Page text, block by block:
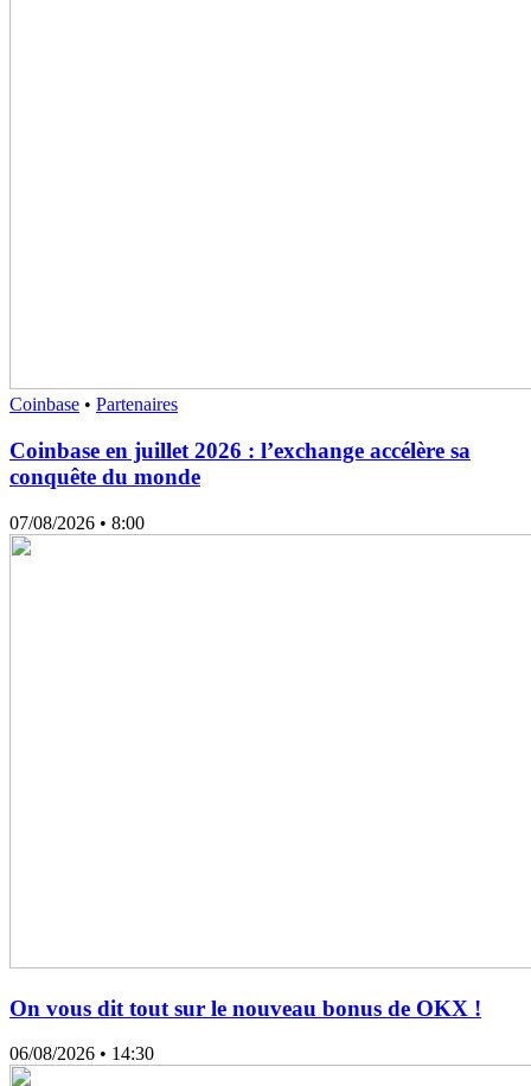
Coinbase • Partenaires
Coinbase en juillet 2026 : l’exchange accélère sa
conquête du monde
07/08/2026 • 8:00
On vous dit tout sur le nouveau bonus de OKX !
06/08/2026 • 14:30